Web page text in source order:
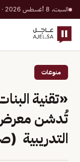
السبت، 8 أغسطس 2026 · 25 صفر 1448 هـ
منوعات
«تقنية
تُدشن
التدريبية